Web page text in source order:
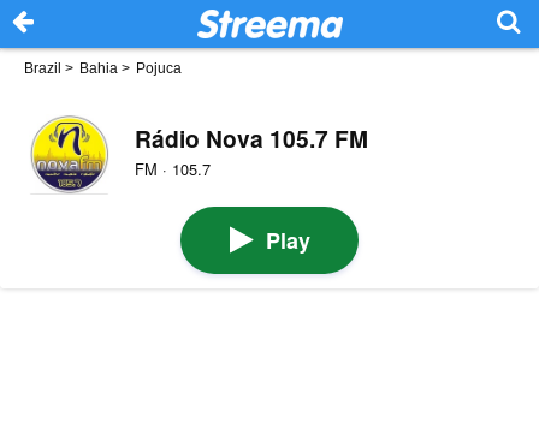
Brazil > Bahia > Pojuca
Rádio Nova 105.7 FM
FM · 105.7
Play